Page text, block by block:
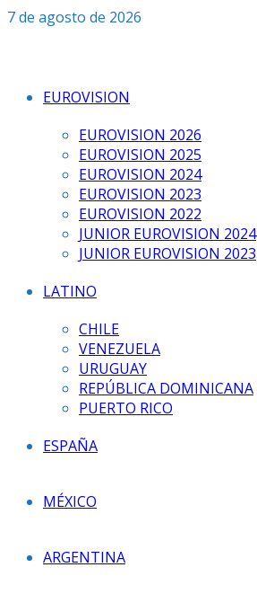
Saltar
7 de agosto de 2026
EUROVISION
EUROVISION 2026
EUROVISION 2025
EUROVISION 2024
EUROVISION 2023
EUROVISION 2022
JUNIOR EUROVISION 2024
JUNIOR EUROVISION 2023
LATINO
CHILE
VENEZUELA
URUGUAY
REPÚBLICA DOMINICANA
PUERTO RICO
ESPAÑA
MÉXICO
ARGENTINA